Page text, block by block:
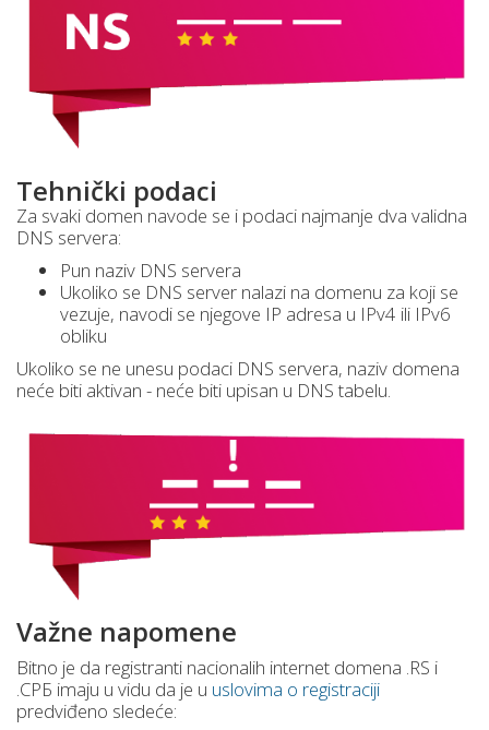
Tehnički podaci
Za svaki domen navode se i podaci najmanje dva validna
DNS servera:
Pun naziv DNS servera
Ukoliko se DNS server nalazi na domenu za koji se
vezuje, navodi se njegove IP adresa u IPv4 ili IPv6
obliku
Ukoliko se ne unesu podaci DNS servera, naziv domena
neće biti aktivan - neće biti upisan u DNS tabelu.
Važne napomene
Bitno je da registranti nacionalih internet domena .RS i
.СРБ imaju u vidu da je u uslovima o registraciji
predviđeno sledeće: